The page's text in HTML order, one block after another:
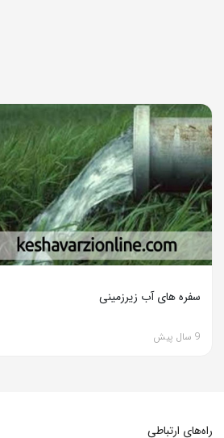
سفره های آب زیرزمینی
9 سال پیش
راه‌های ارتباطی